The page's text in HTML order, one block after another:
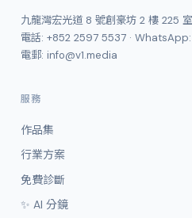
九龍灣宏光道 8 號創豪坊 2 樓 225 室
電話: +852 2597 5537· WhatsApp:
電郵: info@v1.media
服務
作品集
行業方案
免費診斷
✨ AI 分鏡